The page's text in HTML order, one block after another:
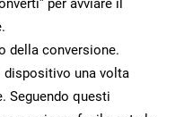
per avviare il
della conversione.
dispositivo una volta
Seguendo questi